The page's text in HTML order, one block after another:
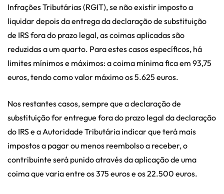
Infrações Tributárias (RGIT), se não existir imposto a
liquidar depois da entrega da declaração de substituição
de IRS fora do prazo legal, as coimas aplicadas são
reduzidas a um quarto. Para estes casos específicos, há
limites mínimos e máximos: a coima mínima fica em 93,75
euros, tendo como valor máximo os 5.625 euros.
Nos restantes casos, sempre que a declaração de
substituição for entregue fora do prazo legal da declaração
do IRS e a Autoridade Tributária indicar que terá mais
impostos a pagar ou menos reembolso a receber, o
contribuinte será punido através da aplicação de uma
coima que varia entre os 375 euros e os 22.500 euros.